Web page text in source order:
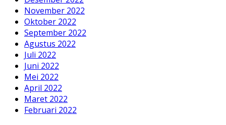
November 2022
Oktober 2022
September 2022
Agustus 2022
Juli 2022
Juni 2022
Mei 2022
April 2022
Maret 2022
Februari 2022